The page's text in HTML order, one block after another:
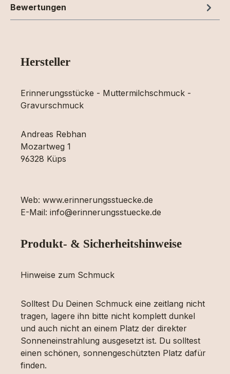
Bewertungen
Hersteller
Erinnerungsstücke - Muttermilchschmuck -
Gravurschmuck
Andreas Rebhan
Mozartweg 1
96328 Küps
Web: www.erinnerungsstuecke.de
E-Mail: info@erinnerungsstuecke.de
Produkt- & Sicherheitshinweise
Hinweise zum Schmuck
Solltest Du Deinen Schmuck eine zeitlang nicht
tragen, lagere ihn bitte nicht komplett dunkel
und auch nicht an einem Platz der direkter
Sonneneinstrahlung ausgesetzt ist. Du solltest
einen schönen, sonnengeschützten Platz dafür
finden.